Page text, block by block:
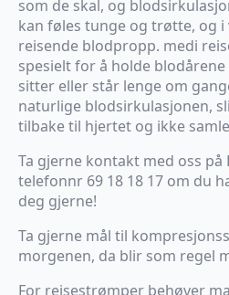
som de skal, og
kan føles tunge og trøtte, og
reisende blodpropp. medi
spesielt for å holde
sitter eller står lenge om
naturlige blodsirkulasjonen,
tilbake til hjertet og ikke
Ta gjerne kontakt med oss på
telefonnr 69 18 18 17 om du
deg gjerne!
Ta gjerne mål til
morgenen, da blir som regel
For reisestrømper behøver